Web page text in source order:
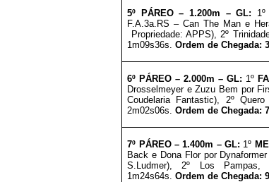
5º PÁREO – 1.200m – GL:
F.A.3a.RS – Can The Man e
Propriedade: APPS), 2º
1m09s36s.Ordem de Chegada:
6ºPÁREO – 2.000m – GL: 1º
Drosselmeyer e Zuzu Bem por
Coudelaria Fantastic), 2º
2m02s06s.Ordem de Chegada:
7º PÁREO – 1.400m – GL: 1º
Back e Dona Flor por
S.Ludmer), 2º Los
1m24s64s.Ordem de Chegada: